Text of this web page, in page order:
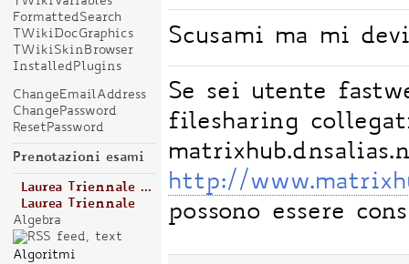
Scusami ma mi
Se sei utente
filesharing
http://
possono essere
FormattedSearch
TWikiDocGraphics
TWikiSkinBrowser
InstalledPlugins
ChangeEmailAddress
ChangePassword
ResetPassword
Prenotazioni esami
Laurea Triennale ...
Laurea Triennale
Algebra
Algoritmi